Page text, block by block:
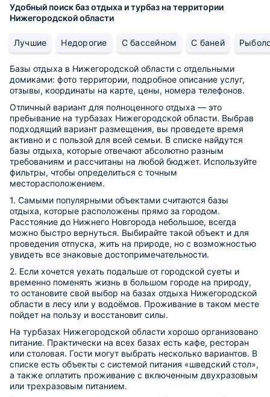
Удобный поиск баз отдыха и турбаз на территории
Нижегородской области
Лучшие Недорогие С бассейном С баней
Базы отдыха в Нижегородской области с отдельными
домиками: фото территории, подробное описание услуг,
отзывы, координаты на карте, цены, номера телефонов.
Отличный вариант для полноценного отдыха — это
пребывание на турбазах Нижегородской области. Выбрав
подходящий вариант размещения, вы проведете время
активно и с пользой для всей семьи. В списке найдутся
базы отдыха, которые отвечают абсолютно разным
требованиям и рассчитаны на любой бюджет. Используйте
фильтры, чтобы определиться с точным
месторасположением.
1. Самыми популярными объектами считаются базы
отдыха, которые расположены прямо за городом.
Расстояние до Нижнего Новгорода небольшое, всегда
можно быстро вернуться. Выбирайте такой объект и для
проведения отпуска, жить на природе, но с возможностью
увидеть все знаковые достопримечательности.
2. Если хочется уехать подальше от городской суеты и
временно поменять жизнь в большом городе на природу,
то остановите свой выбор на базах отдыха Нижегородской
области в лесу или у водоёмов. Проживание в таком месте
пойдет на пользу и восстановит силы.
На турбазах Нижегородской области хорошо организовано
питание. Практически на всех базах есть кафе, ресторан
или столовая. Гости могут выбрать несколько вариантов. В
списке есть объекты с системой питания «шведский стол»,
а также оплатить проживание с включенным двухразовым
или трехразовым питанием.